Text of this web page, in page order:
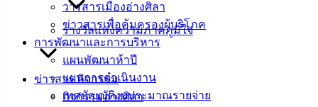
วารสารเมืองอ่างศิลา
ข่าวสารเพื่อคุ้มครองผู้บริโภค
การพัฒนาและการบริหาร
แผนพัฒนาห้าปี
แผนการดำเนินงาน
เทศบัญญัติงบประมาณรายจ่าย
รางวัลแห่งความภาคภูมิใจ
ข่าวสาร กิจกรรม
กิจกรรมอ่างศิลา
ดาวน์โหลด
แบบ
ฟอร์ม,
เอกสาร
คู่มือ
สำหรับ